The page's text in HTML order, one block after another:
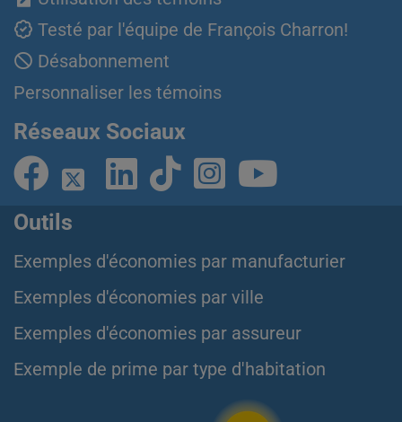
Testé par l'équipe de François Charron!
Désabonnement
Personnaliser les témoins
Réseaux Sociaux
Outils
Exemples d'économies par manufacturier
Exemples d'économies par ville
Exemples d'économies par assureur
Exemple de prime par type d'habitation